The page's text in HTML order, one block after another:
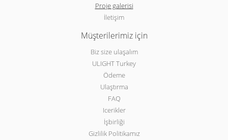
Proje galerisi
İletişim
Müşterilerimiz için
Biz size ulaşalım
ULIGHT Turkey
Ödeme
Ulaştırma
FAQ
Icerikler
İşbirliği
Gizlilik Politikamız